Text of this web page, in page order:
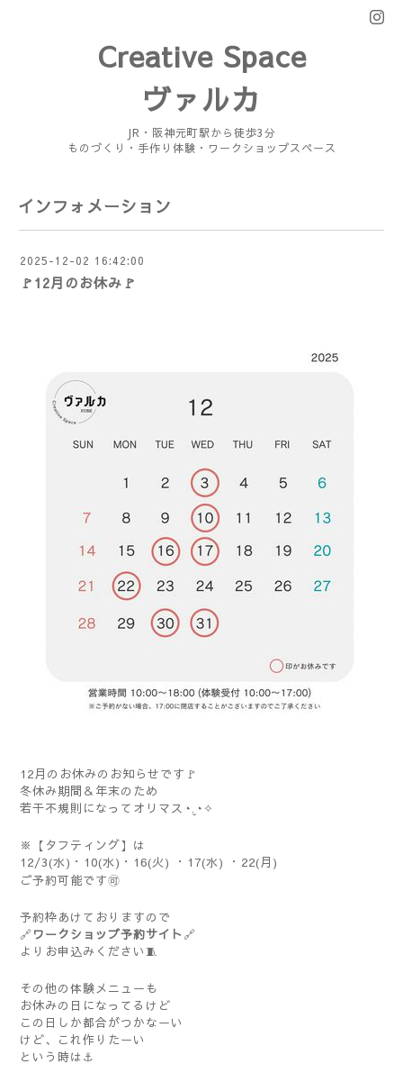
Creative Space
ヴァルカ
JR・阪神元町駅から徒歩3分
ものづくり・手作り体験・ワークショップスペース
インフォメーション
2025-12-02 16:42:00
🚩12月のお休み🚩
12月のお休みのお知らせです🚩
冬休み期間＆年末のため
若干不規則になってオリマス◔.̮◔✧
※【タフティング】は
12/3(水)・10(水)・16(火) ・17(水) ・22(月)
ご予約可能です🉑
予約枠あけておりますので
🔗ワークショップ予約サイト🔗
よりお申込みください🧵
その他の体験メニューも
お休みの日になってるけど
この日しか都合がつかなーい
けど、これ作りたーい
という時は⚓️